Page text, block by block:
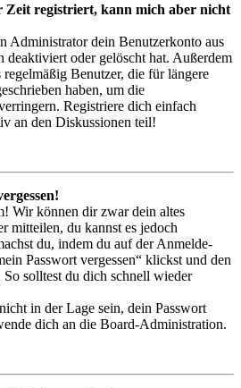
Zeit registriert, kann mich aber nicht
Administrator dein Benutzerkonto aus
deaktiviert oder gelöscht hat. Außerdem
Benutzer, die für längere
haben, um die
Registriere dich einfach
an den Diskussionen teil!
Wir können dir zwar dein altes
mitteilen, du kannst es jedoch
du, indem du auf der Anmelde-
Passwort vergessen“ klickst und den
solltest du dich schnell wieder
in der Lage sein, dein Passwort
dich an die Board-Administration.